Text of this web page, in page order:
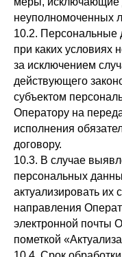
неуполномоченных
10.2. Персональные
при каких условиях
за исключением
действующего
субъектом
Оператору на
исполнения
договору.
10.3. В случае
персональных
актуализировать их
направления
электронной почты
пометкой